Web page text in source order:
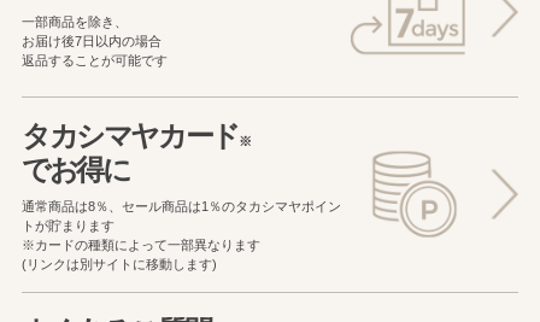
一部商品を除き、
お届け後7日以内の場合
返品することが可能です
タカシマヤカード※
でお得に
通常商品は8％、セール商品は1％のタカシマヤポイン
トが貯まります
※カードの種類によって一部異なります
(リンクは別サイトに移動します)